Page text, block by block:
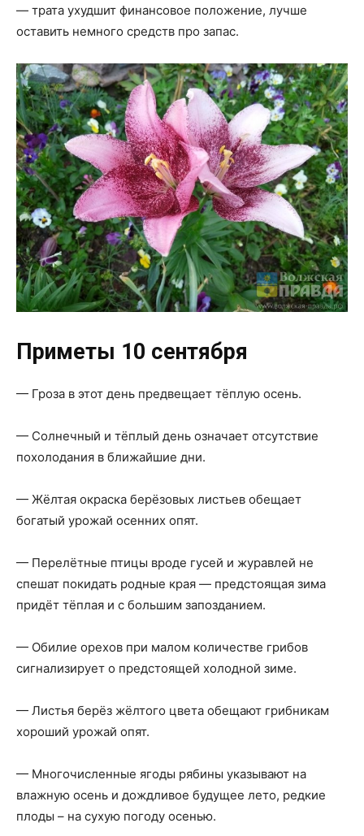
— трата ухудшит финансовое положение, лучше
оставить немного средств про запас.
Приметы 10 сентября
— Гроза в этот день предвещает тёплую осень.
— Солнечный и тёплый день означает отсутствие
похолодания в ближайшие дни.
— Жёлтая окраска берёзовых листьев обещает
богатый урожай осенних опят.
— Перелётные птицы вроде гусей и журавлей не
спешат покидать родные края — предстоящая зима
придёт тёплая и с большим запозданием.
— Обилие орехов при малом количестве грибов
сигнализирует о предстоящей холодной зиме.
— Листья берёз жёлтого цвета обещают грибникам
хороший урожай опят.
— Многочисленные ягоды рябины указывают на
влажную осень и дождливое будущее лето, редкие
плоды – на сухую погоду осенью.